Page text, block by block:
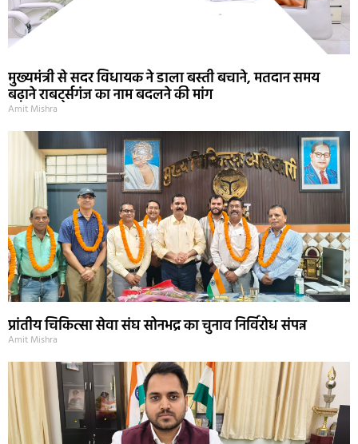
मुख्यमंत्री से सदर विधायक ने डाला बस्ती बचाने, मतदान समय
बढ़ाने राबर्ट्सगंज का नाम बदलने की मांग
Amit Mishra
प्रांतीय चिकित्सा सेवा संघ सोनभद्र का चुनाव निर्विरोध संपन्न
Amit Mishra